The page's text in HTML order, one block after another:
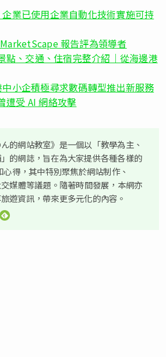
業已使用企業自動化技術實施可持
報告評為領導者
點、交通、住宿完整介紹｜從海邊港
小企積極尋求數碼轉型推出新服務
遭受 AI 網絡攻擊
ん的網站教室》是一個以「教學為主、
的網誌，旨在為大家提供各種各樣的
得，其中特別聚焦於網站制作、
媒體等議題。隨著時間發展，本網亦
遊資訊，帶來更多元化的內容。